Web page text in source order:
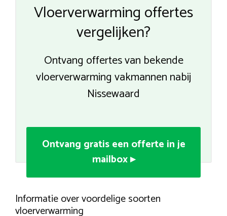
Vloerverwarming offertes
vergelijken?
Ontvang offertes van bekende
vloerverwarming vakmannen nabij
Nissewaard
Ontvang gratis een offerte in je
mailbox ▸
Informatie over voordelige soorten
vloerverwarming